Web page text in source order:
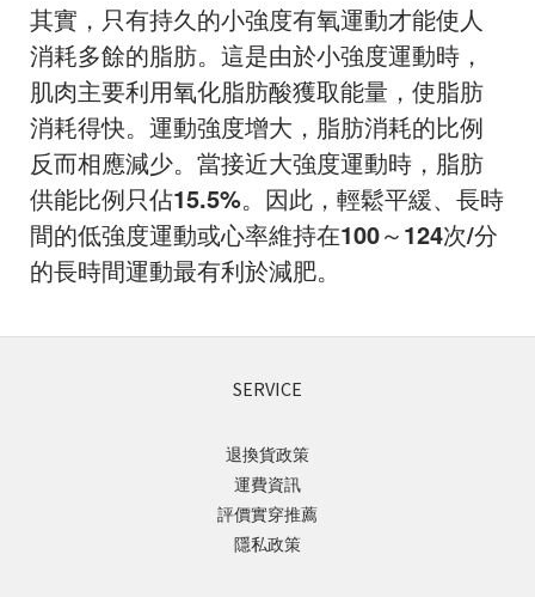
其實，只有持久的小強度有氧運動才能使人
消耗多餘的脂肪。這是由於小強度運動時，
肌肉主要利用氧化脂肪酸獲取能量，使脂肪
消耗得快。運動強度增大，脂肪消耗的比例
反而相應減少。當接近大強度運動時，脂肪
供能比例只佔15.5%。因此，輕鬆平緩、長時
間的低強度運動或心率維持在100～124次/分
的長時間運動最有利於減肥。
SERVICE
退換貨政策
運費資訊
評價實穿推薦
隱私政策